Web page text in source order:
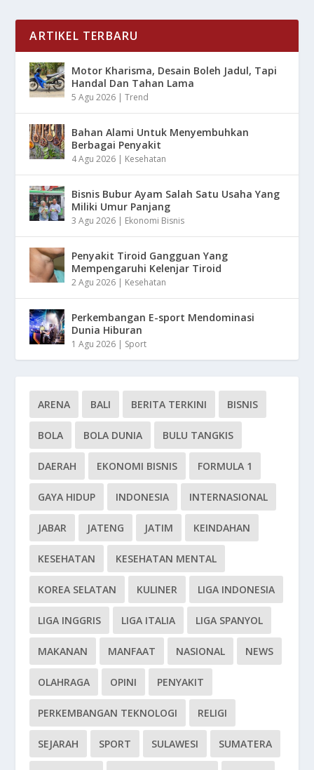
ARTIKEL TERBARU
Motor Kharisma, Desain Boleh Jadul, Tapi
Handal Dan Tahan Lama
5 Agu 2026 |Trend
Bahan Alami Untuk Menyembuhkan
Berbagai Penyakit
4 Agu 2026 | Kesehatan
Bisnis Bubur Ayam Salah Satu Usaha Yang
Miliki Umur Panjang
3 Agu 2026 | Ekonomi Bisnis
Penyakit Tiroid Gangguan Yang
Mempengaruhi Kelenjar Tiroid
2 Agu 2026 | Kesehatan
Perkembangan E-sport Mendominasi
Dunia Hiburan
1 Agu 2026 | Sport
ARENA BALI BERITA TERKINI BISNIS
BOLA BOLA DUNIA BULU TANGKIS
DAERAH EKONOMI BISNIS FORMULA 1
GAYA HIDUP INDONESIA INTERNASIONAL
JABAR JATENG JATIM KEINDAHAN
KESEHATAN KESEHATAN MENTAL
KOREA SELATAN KULINER LIGA INDONESIA
LIGA INGGRIS LIGA ITALIA LIGA SPANYOL
MAKANAN MANFAAT NASIONAL NEWS
OLAHRAGA OPINI PENYAKIT
PERKEMBANGAN TEKNOLOGI RELIGI
SEJARAH SPORT SULAWESI SUMATERA